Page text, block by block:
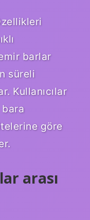
barlar
süreli
Kullanıcılar
bara
göre
arası